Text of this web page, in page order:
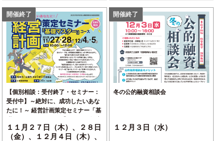
開催終了
【個別相談：受付終了・セミナー：
受付中】～絶対に、成功したいあな
たに！～ 経営計画策定セミナー「基
伴走型小規模事業者支援推進事業】
１１月２７日（木）、２８日
（金）、１２月４日（木）、
開催終了
冬の公的融資相談会
１２月３日（水）